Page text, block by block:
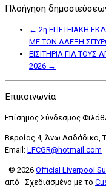
Πλοήγηση
← 2η ΕΠΕΤΕΙΑΚΗ
ΜΕ ΤΟΝ ΑΛΕΞΗ
ΕΙΣΙΤΗΡΙΑ ΓΙΑ ΤΟΥΣ
2026 →
Επικοινωνία
Επίσημος Σύνδεσμος
Βεροίας 4, Άνω Λαδάδικα,
Email: LFCGR@hotmail.com
· © 2026 Official Liverpool
από · Σχεδιασμένο με το